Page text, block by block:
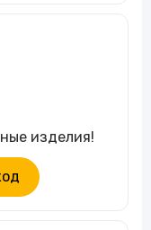
изделия!